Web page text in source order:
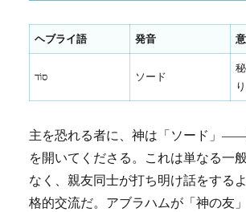
ヘブライ語 発音
סוֹד ソード
主を恐れる者に、神は「ソード」
を開いてくださる。これは単なる一
なく、親友同士が打ち明け話をする
格的交流だ。アブラハムが「神の友